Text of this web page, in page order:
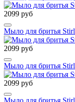
2099 руб
Мыло для бритья
2099 руб
Мыло для бритья
2099 руб